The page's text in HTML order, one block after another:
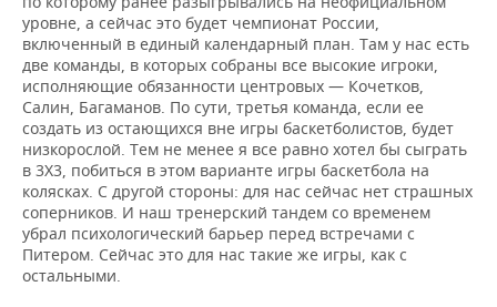
уровне, а сейчас это будет чемпионат России,
включенный в единый календарный план. Там у нас есть
две команды, в которых собраны все высокие игроки,
исполняющие обязанности центровых — Кочетков,
Салин, Багаманов. По сути, третья команда, если ее
создать из остающихся вне игры баскетболистов, будет
низкорослой. Тем не менее я все равно хотел бы сыграть
в 3Х3, побиться в этом варианте игры баскетбола на
колясках. С другой стороны: для нас сейчас нет страшных
соперников. И наш тренерский тандем со временем
убрал психологический барьер перед встречами с
Питером. Сейчас это для нас такие же игры, как с
остальными.